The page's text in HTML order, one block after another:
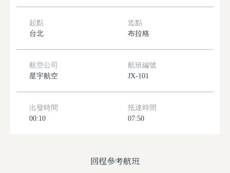
起點
台北
迄點
布拉格
航空公司
星宇航空
航班編號
JX-101
出發時間
00:10
抵達時間
07:50
回程參考航班